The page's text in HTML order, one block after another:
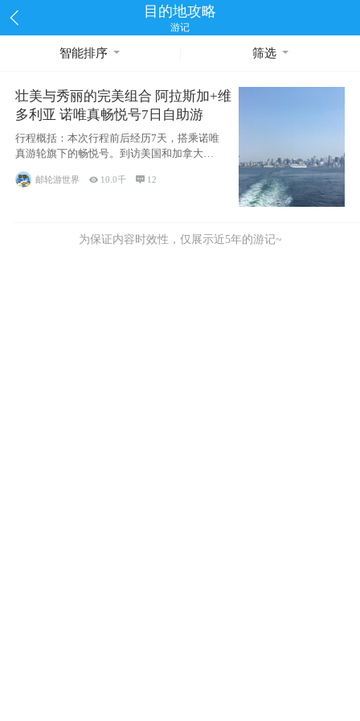
目的地攻略
游记
智能排序 筛选
壮美与秀丽的完美组合 阿拉斯加+维
多利亚 诺唯真畅悦号7日自助游
行程概括：本次行程前后经历7天，搭乘诺唯
真游轮旗下的畅悦号。到访美国和加拿大的4
个州/省：美国华盛顿州
邮轮游世界  10.0千  12
为保证内容时效性，仅展示近5年的游记~